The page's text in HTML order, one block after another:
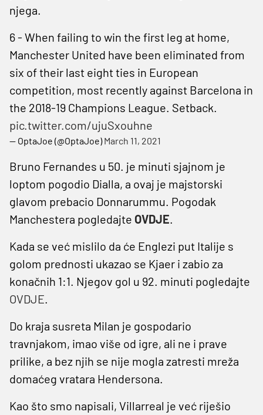
njega.
6 - When failing to win the first leg at home,
Manchester United have been eliminated from
six of their last eight ties in European
competition, most recently against Barcelona in
the 2018-19 Champions League. Setback.
pic.twitter.com/ujuSxouhne
— OptaJoe (@OptaJoe)March 11, 2021
Bruno Fernandes u 50. je minuti sjajnom je
loptom pogodio Dialla, a ovaj je majstorski
glavom prebacio Donnarummu. Pogodak
Manchestera pogledajte OVDJE.
Kada se već mislilo da će Englezi put Italije s
golom prednosti ukazao se Kjaer i zabio za
konačnih 1:1. Njegov gol u 92. minuti pogledajte
OVDJE.
Do kraja susreta Milan je gospodario
travnjakom, imao više od igre, ali ne i prave
prilike, a bez njih se nije mogla zatresti mreža
domaćeg vratara Hendersona.
Kao što smo napisali, Villarreal je već riješio